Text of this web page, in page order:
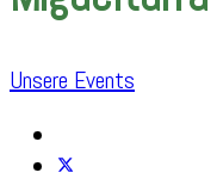
Unsere Events